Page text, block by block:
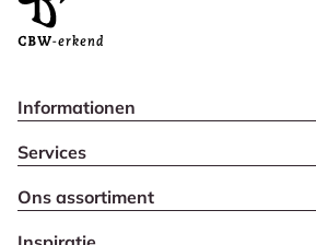
Informationen
Services
Ons assortiment